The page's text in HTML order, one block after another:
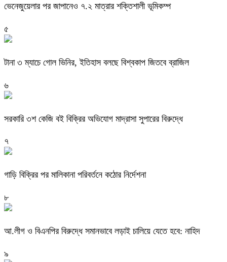
ভেনেজুয়েলার পর জাপানেও ৭.২ মাত্রার শক্তিশালী ভূমিকম্প
৫
টানা ৩ ম্যাচে গোল ভিনির, ইতিহাস বলছে বিশ্বকাপ জিতবে ব্রাজিল
৬
সরকারি ৩শ কেজি বই বিক্রির অভিযোগ মাদ্রাসা সুপারের বিরুদ্ধে
৭
গাড়ি বিক্রির পর মালিকানা পরিবর্তনে কঠোর নির্দেশনা
৮
আ.লীগ ও বিএনপির বিরুদ্ধে সমানভাবে লড়াই চালিয়ে যেতে হবে: নাহিদ
৯